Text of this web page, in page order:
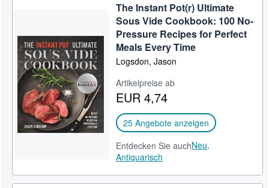
The Instant Pot(r) Ultimate
Sous Vide Cookbook: 100 No-
Pressure Recipes for Perfect
Meals Every Time
Logsdon, Jason
Artikelpreise ab
EUR 4,74
25 Angebote anzeigen
Entdecken Sie auchNeu,
Antiquarisch